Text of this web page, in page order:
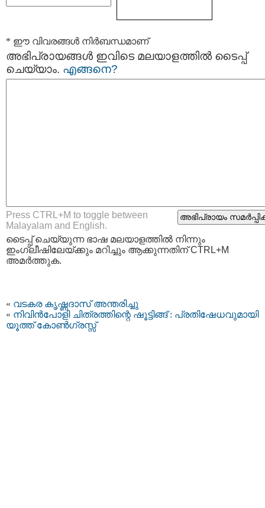
* ഈ വിവരങ്ങള്‍ നിര്‍ബന്ധമാണ്
അഭിപ്രായങ്ങള്‍ ഇവിടെ മലയാളത്തില്‍ ടൈപ്പ്
ചെയ്യാം. എങ്ങനെ?
Press CTRL+M to toggle between
Malayalam and English.
ടൈപ്പ്‌ ചെയ്യുന്ന ഭാഷ മലയാളത്തില്‍ നിന്നും
ഇംഗ്ലീഷിലേയ്ക്കും മറിച്ചും ആക്കുന്നതിന് CTRL+M
അമര്‍ത്തുക.
« വടകര കൃഷ്ണദാസ് അന്തരിച്ചു
« നിവിൻപോളി ചിത്രത്തിന്റെ ഷൂട്ടിങ്ങ് : പ്രതിഷേധവുമായി
യൂത്ത് കോൺഗ്രസ്സ്